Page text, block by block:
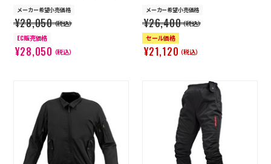
メーカー希望小売価格
¥28,050（税込）
EC販売価格
¥28,050（税込）
メーカー希望小売価格
¥26,400（税込）
セール価格
¥21,120（税込）